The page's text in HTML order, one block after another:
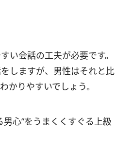
い会話の工夫が必要です。
しますが、男性はそれと比
かりやすいでしょう。
心”をうまくくすぐる上級